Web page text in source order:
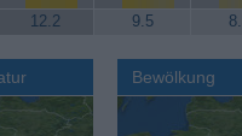
12.2 9.5
Bewölkung